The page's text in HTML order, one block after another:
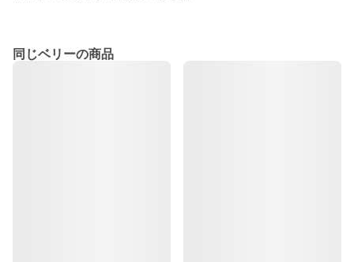
同じベリーの商品